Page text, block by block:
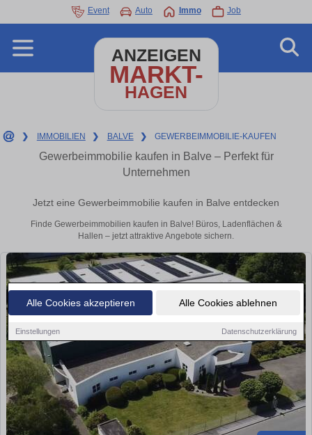
Alle Cookies akzeptieren Alle Cookies ablehnen
Einstellungen Datenschutzerklärung
Event Auto Immo Job
ANZEIGEN
MARKT-
HAGEN
❯ IMMOBILIEN ❯ BALVE ❯ GEWERBEIMMOBILIE-KAUFEN
Gewerbeimmobilie kaufen in Balve – Perfekt für
Unternehmen
Jetzt eine Gewerbeimmobilie kaufen in Balve entdecken
Finde Gewerbeimmobilien kaufen in Balve! Büros, Ladenflächen &
Hallen – jetzt attraktive Angebote sichern.